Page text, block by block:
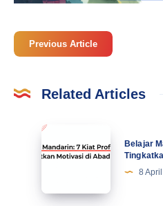
Previous Article
Related Articles
Belajar
Mandarin:
Profesional
Belajar
8